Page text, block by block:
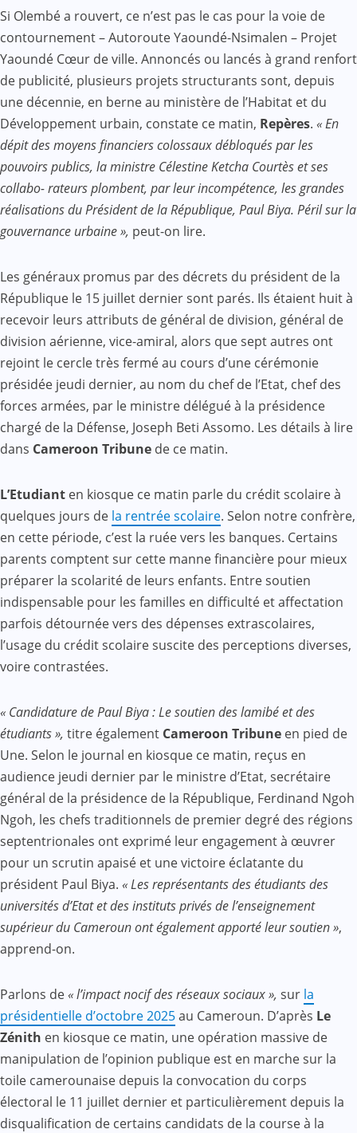
Si Olembé a rouvert, ce n’est pas le cas pour la voie de
contournement – Autoroute Yaoundé-Nsimalen – Projet
Yaoundé Cœur de ville. Annoncés ou lancés à grand renfort
de publicité, plusieurs projets structurants sont, depuis
une décennie, en berne au ministère de l’Habitat et du
Développement urbain, constate ce matin, Repères. « En
dépit des moyens financiers colossaux débloqués par les
pouvoirs publics, la ministre Célestine Ketcha Courtès et ses
collabo- rateurs plombent, par leur incompétence, les grandes
réalisations du Président de la République, Paul Biya. Péril sur la
gouvernance urbaine », peut-on lire.
Les généraux promus par des décrets du président de la
République le 15 juillet dernier sont parés. Ils étaient huit à
recevoir leurs attributs de général de division, général de
division aérienne, vice-amiral, alors que sept autres ont
rejoint le cercle très fermé au cours d’une cérémonie
présidée jeudi dernier, au nom du chef de l’Etat, chef des
forces armées, par le ministre délégué à la présidence
chargé de la Défense, Joseph Beti Assomo. Les détails à lire
dans Cameroon Tribune de ce matin.
L’Etudiant en kiosque ce matin parle du crédit scolaire à
quelques jours de la rentrée scolaire. Selon notre confrère,
en cette période, c’est la ruée vers les banques. Certains
parents comptent sur cette manne financière pour mieux
préparer la scolarité de leurs enfants. Entre soutien
indispensable pour les familles en difficulté et affectation
parfois détournée vers des dépenses extrascolaires,
l’usage du crédit scolaire suscite des perceptions diverses,
voire contrastées.
« Candidature de Paul Biya : Le soutien des lamibé et des
étudiants », titre également Cameroon Tribune en pied de
Une. Selon le journal en kiosque ce matin, reçus en
audience jeudi dernier par le ministre d’Etat, secrétaire
général de la présidence de la République, Ferdinand Ngoh
Ngoh, les chefs traditionnels de premier degré des régions
septentrionales ont exprimé leur engagement à œuvrer
pour un scrutin apaisé et une victoire éclatante du
président Paul Biya. « Les représentants des étudiants des
universités d’Etat et des instituts privés de l’enseignement
supérieur du Cameroun ont également apporté leur soutien »,
apprend-on.
Parlons de« l’impact nocif des réseaux sociaux », sur la
présidentielle d’octobre 2025au Cameroun. D’après Le
Zénith en kiosque ce matin, une opération massive de
manipulation de l’opinion publique est en marche sur la
toile camerounaise depuis la convocation du corps
électoral le 11 juillet dernier et particulièrement depuis la
disqualification de certains candidats de la course à la